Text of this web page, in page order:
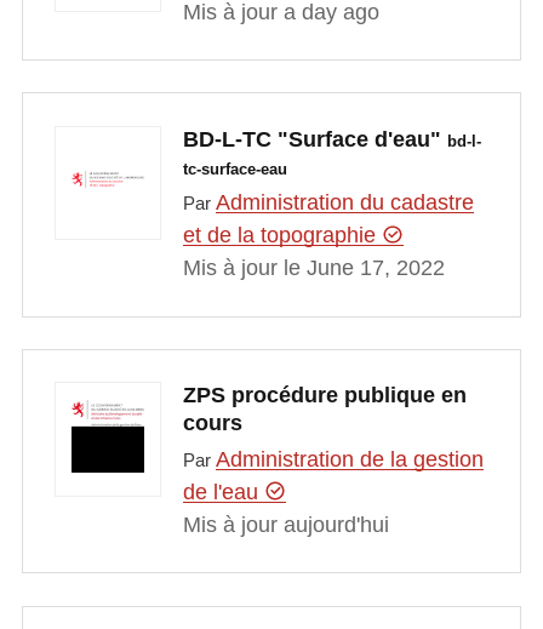
Mis à jour a day ago
BD-L-TC "Surface d'eau" bd-l-
tc-surface-eau
Par Administration du cadastre
et de la topographie
Mis à jour le June 17, 2022
ZPS procédure publique en
cours
Par Administration de la gestion
de l'eau
Mis à jour aujourd'hui